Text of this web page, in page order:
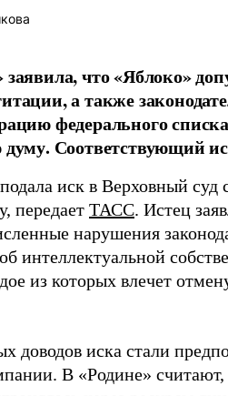
что «Яблоко»
а также
федерального
думу. Соответствующий
иск в Верховный суд
передает ТАСС. Истец
нарушения
интеллектуальной
из которых влечет
доводов иска стали
В «Родине»